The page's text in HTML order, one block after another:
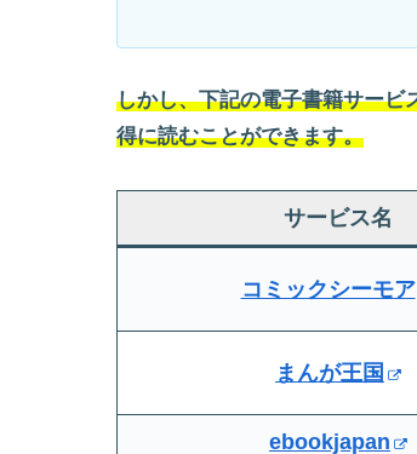
しかし、下記の電子書籍サービ
得に読むことができます。
サービス名
コミックシーモア
まんが王国
ebookjapan